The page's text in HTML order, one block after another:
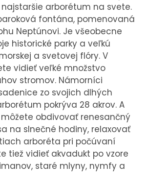
arborétum na svete.
fontána, pomenovaná
Neptúnovi. Je všeobecne
historické parky a veľkú
a svetovej flóry. V
vidieť veľké množstvo
stromov. Námorníci
zo svojich dlhých
pokrýva 28 akrov. A
obdivovať renesančný
na slnečné hodiny, relaxovať
arboréta pri počúvaní
tiež vidieť akvadukt po vzore
staré mlyny, nymfy a